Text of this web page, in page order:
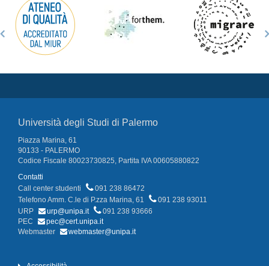
Università degli Studi di Palermo
Piazza Marina, 61
90133 - PALERMO
Codice Fiscale 80023730825, Partita IVA 00605880822
Contatti
Call center studenti
091 238 86472
Telefono Amm. C.le di P.zza Marina, 61
091 238 93011
URP
urp@unipa.it
091 238 93666
PEC
pec@cert.unipa.it
Webmaster
webmaster@unipa.it